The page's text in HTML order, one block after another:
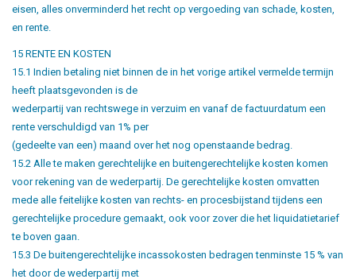
eisen, alles onverminderd het recht op vergoeding van schade, kosten,
en rente.
15 RENTE EN KOSTEN
15.1 Indien betaling niet binnen de in het vorige artikel vermelde termijn
heeft plaatsgevonden is de
wederpartij van rechtswege in verzuim en vanaf de factuurdatum een
rente verschuldigd van 1% per
(gedeelte van een) maand over het nog openstaande bedrag.
15.2 Alle te maken gerechtelijke en buitengerechtelijke kosten komen
voor rekening van de wederpartij. De gerechtelijke kosten omvatten
mede alle feitelijke kosten van rechts- en procesbijstand tijdens een
gerechtelijke procedure gemaakt, ook voor zover die het liquidatietarief
te boven gaan.
15.3 De buitengerechtelijke incassokosten bedragen tenminste 15 % van
het door de wederpartij met